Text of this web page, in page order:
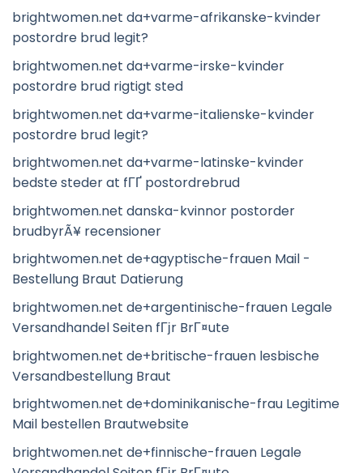
brightwomen.net da+varme-afrikanske-kvinder
postordre brud legit?
brightwomen.net da+varme-irske-kvinder
postordre brud rigtigt sted
brightwomen.net da+varme-italienske-kvinder
postordre brud legit?
brightwomen.net da+varme-latinske-kvinder
bedste steder at fГҐ postordrebrud
brightwomen.net danska-kvinnor postorder
brudbyrÃ¥ recensioner
brightwomen.net de+agyptische-frauen Mail -
Bestellung Braut Datierung
brightwomen.net de+argentinische-frauen Legale
Versandhandel Seiten fГјr BrГ¤ute
brightwomen.net de+britische-frauen lesbische
Versandbestellung Braut
brightwomen.net de+dominikanische-frau Legitime
Mail bestellen Brautwebsite
brightwomen.net de+finnische-frauen Legale